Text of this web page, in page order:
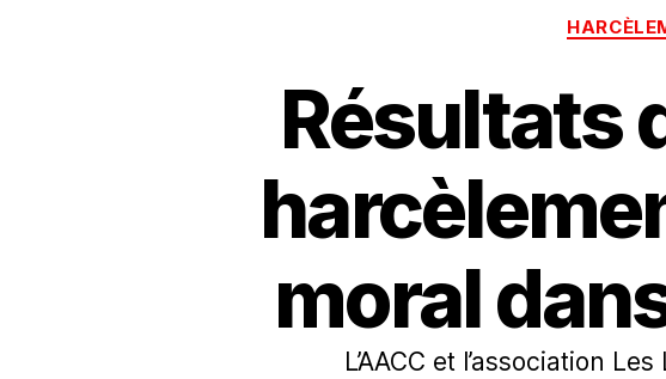
Résultats
moral
L’AACC et l’association